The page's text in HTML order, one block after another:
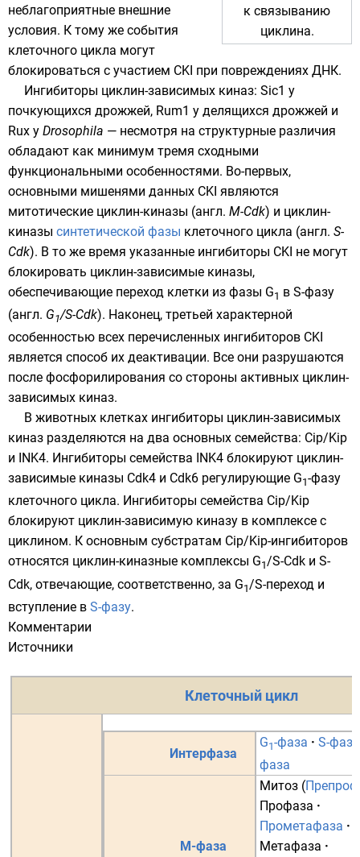
к связыванию
циклина.
неблагоприятные внешние
условия. К тому же события
клеточного цикла могут
блокироваться с участием CKI при повреждениях ДНК.
Ингибиторы циклин-зависимых киназ: Sic1 у
почкующихся дрожжей, Rum1 у делящихся дрожжей и
Rux у Drosophila — несмотря на структурные различия
обладают как минимум тремя сходными
функциональными особенностями. Во-первых,
основными мишенями данных CKI являются
митотические циклин-киназы (англ. M-Cdk) и циклин-
киназы синтетической фазы клеточного цикла (англ. S-
Cdk). В то же время указанные ингибиторы CKI не могут
блокировать циклин-зависимые киназы,
обеспечивающие переход клетки из фазы G1 в S-фазу
(англ. G1/S-Cdk). Наконец, третьей характерной
особенностью всех перечисленных ингибиторов CKI
является способ их деактивации. Все они разрушаются
после фосфорилирования со стороны активных циклин-
зависимых киназ.
В животных клетках ингибиторы циклин-зависимых
киназ разделяются на два основных семейства: Cip/Kip
и INK4. Ингибиторы семейства INK4 блокируют циклин-
зависимые киназы Cdk4 и Cdk6 регулирующие G1-фазу
клеточного цикла. Ингибиторы семейства Cip/Kip
блокируют циклин-зависимую киназу в комплексе с
циклином. К основным субстратам Cip/Kip-ингибиторов
относятся циклин-киназные комплексы G1/S-Cdk и S-
Cdk, отвечающие, соответственно, за G1 /S-переход и
вступление в S-фазу.
Комментарии
Источники
Клеточный цикл
Интерфаза
G1-фаза · S-фаза
фаза
M-фаза
Митоз (
Профаза ·
Прометафаза ·
Метафаза ·